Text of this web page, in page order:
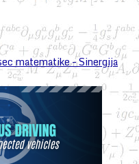
matematike – Sinergija